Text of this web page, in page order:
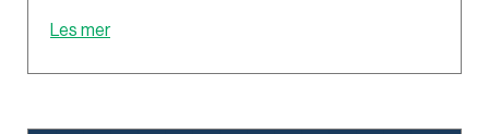
Les mer